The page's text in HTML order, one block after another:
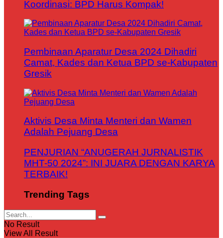
Koordinasi: BPD Harus Kompak!
Pembinaan Aparatur Desa 2024 Dihadiri
Camat, Kades dan Ketua BPD se-Kabupaten
Gresik
Aktivis Desa Minta Menteri dan Wamen
Adalah Pejuang Desa
PENJURIAN “ANUGERAH JURNALISTIK
MHT-50 2024”: INI JUARA DENGAN KARYA
TERBAIK!
Trending Tags
No Result
View All Result